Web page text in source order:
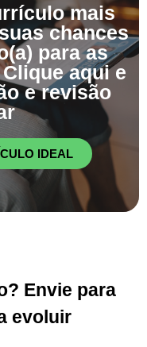
mais
chances
para as
aqui e
e revisão
IDEAL
Envie para
evoluir